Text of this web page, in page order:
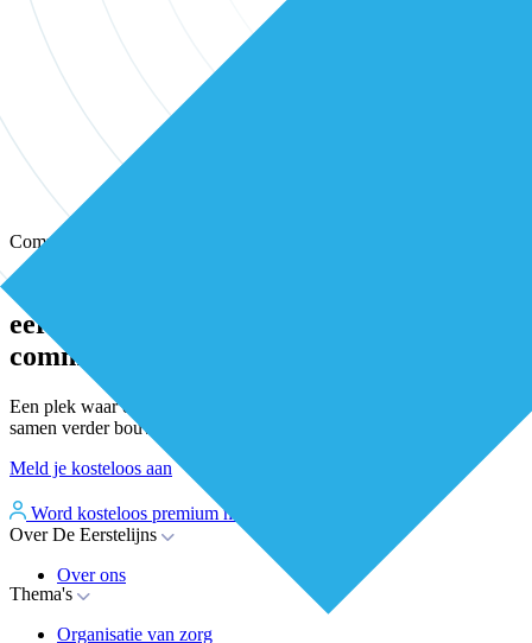
Community
Wissel kennis en ervaring uit met andere
eerstelijns professionals in onze
community
Een plek waar eerstelijnsprofessionals elkaar vinden, versterken en
samen verder bouwen aan betere zorg.
Meld je kosteloos aan
Word kosteloos premium member
Over De Eerstelijns
Over ons
Nieuws
Whitepapers
Thema's
Organisatie van zorg